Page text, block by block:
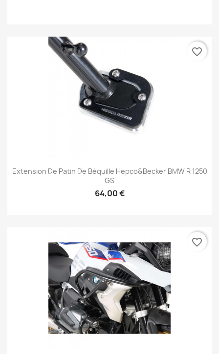
Extension De Patin De Béquille Hepco&Becker BMW R 1250
GS
64,00 €
favorite_border
favorite_border